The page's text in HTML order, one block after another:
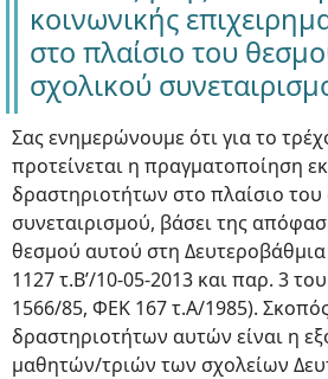
κοινωνικής
στο πλαίσιο του
σχολικού
Σας ενημερώνουμε ότι για το
προτείνεται η πραγματοποίηση
δραστηριοτήτων στο πλαίσιο του
συνεταιρισμού, βάσει της
θεσμού αυτού στη
1127 τ.Β’/10-05-2013 και παρ. 3
1566/85, ΦΕΚ 167 τ.Α/1985).
δραστηριοτήτων αυτών είναι η
μαθητών/τριών των σχολείων